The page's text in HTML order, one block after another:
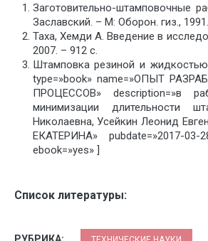
Заготовительно-штамповочные
Заславский. – М: Оборон. гиз.,
Таха, Хемди А. Введение в
2007. – 912 с.
Штамповка резиной и
type=»book» name=»ОПЫТ
ПРОЦЕССОВ» description=»в
минимизации длительности
Николаевна, Усейкин Леонид
ЕКАТЕРИНА» pubdate=»2017-
ebook=»yes» ]
Список литературы:
РУБРИКА: